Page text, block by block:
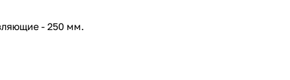
- 250 мм.